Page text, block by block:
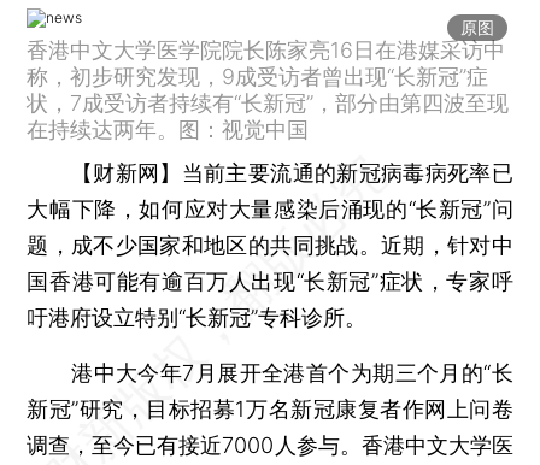
原图
香港中文大学医学院院长陈家亮16日在港媒采访中
称，初步研究发现，9成受访者曾出现“长新冠”症
状，7成受访者持续有“长新冠”，部分由第四波至现
在持续达两年。图：视觉中国
【财新网】 当前主要流通的新冠病毒病死率已
大幅下降，如何应对大量感染后涌现的“长新冠”问
题，成不少国家和地区的共同挑战。近期，针对中
国香港可能有逾百万人出现“长新冠”症状，专家呼
吁港府设立特别“长新冠”专科诊所。
港中大今年7月展开全港首个为期三个月的“长
新冠”研究，目标招募1万名新冠康复者作网上问卷
调查，至今已有接近7000人参与。香港中文大学医